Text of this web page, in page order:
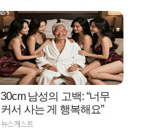
30cm 남성의 고백: “너무
커서 사는 게 행복해요”
뉴스캐스트